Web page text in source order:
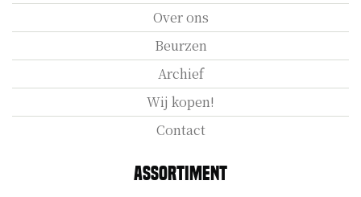
Over ons
Beurzen
Archief
Wij kopen!
Contact
Assortiment